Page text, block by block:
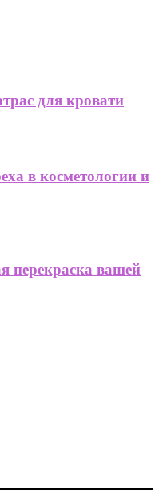
для кровати
в косметологии и
перекраска вашей